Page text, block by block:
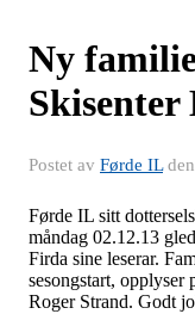
Ny
Skisenter
Postet av Førde ILden
Førde IL sitt
måndag 02.12.13
Firda sine leserar.
sesongstart,
Roger Strand. Godt